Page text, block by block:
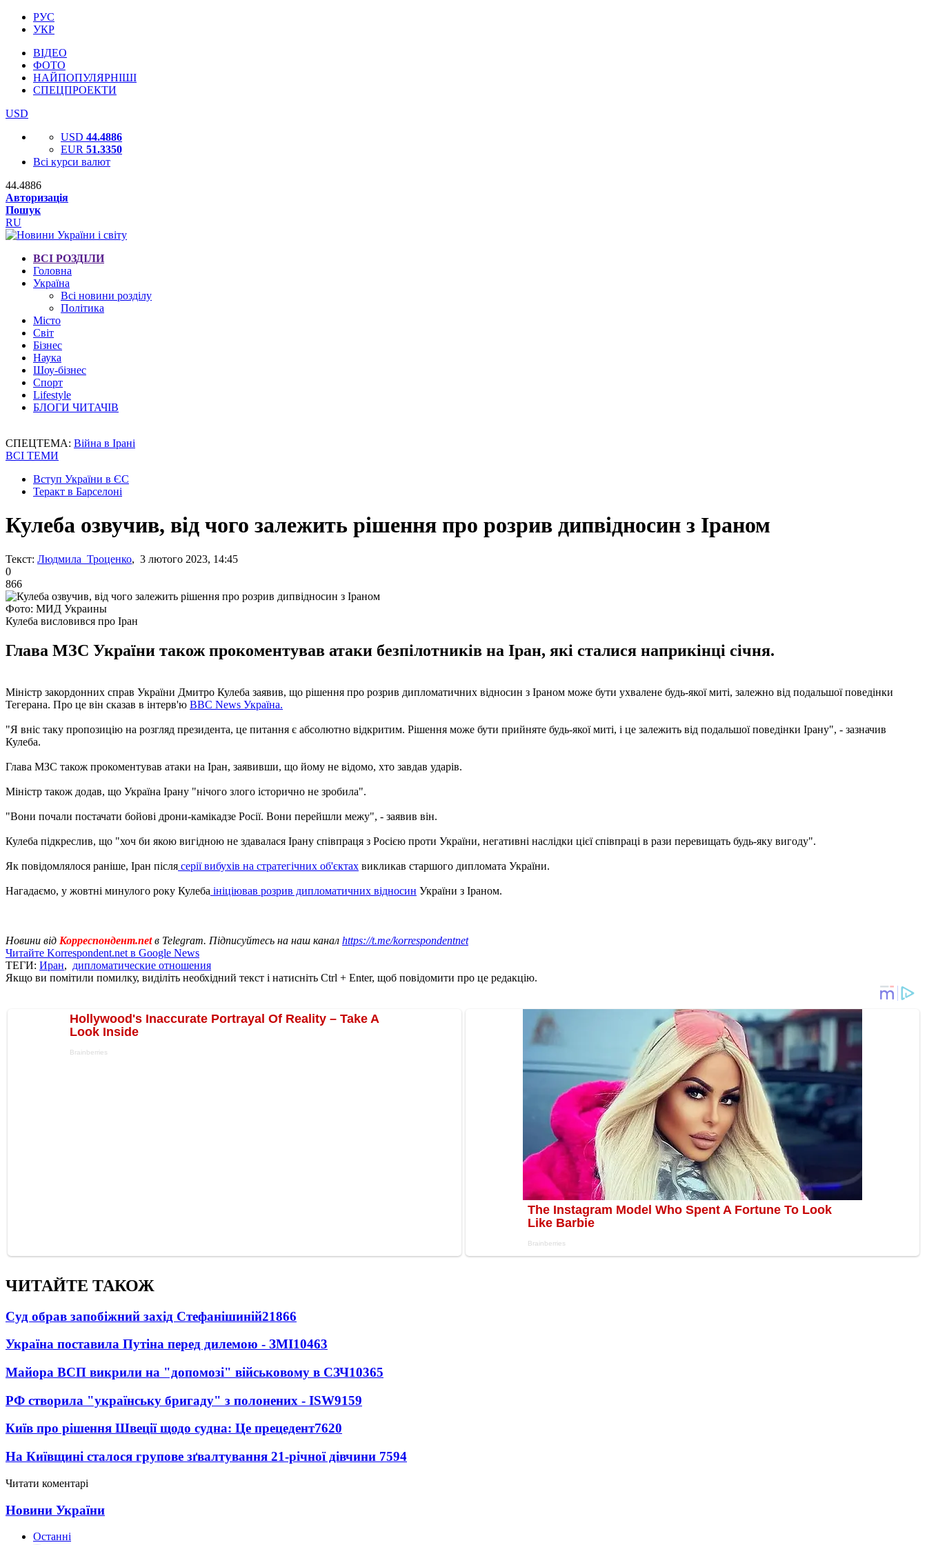
РУС
УКР
ВІДЕО
ФОТО
НАЙПОПУЛЯРНІШІ
СПЕЦПРОЕКТИ
USD
USD 44.4886
EUR 51.3350
Всі курси валют
44.4886
Авторизація
Пошук
RU
ВСІ РОЗДІЛИ
Головна
Україна
Всі новини розділу
Політика
Місто
Світ
Бізнес
Наука
Шоу-бізнес
Спорт
Lifestyle
БЛОГИ ЧИТАЧІВ
СПЕЦТЕМА: Війна в Ірані
ВСІ ТЕМИ
Вступ України в ЄС
Теракт в Барселоні
Кулеба озвучив, від чого залежить рішення про розрив дипвідносин з Іраном
Текст: Людмила Троценко, 3 лютого 2023, 14:45
0
866
Фото: МИД Украины
Кулеба висловився про Іран
Глава МЗС України також прокоментував атаки безпілотників на Іран, які сталися наприкінці січня.
Міністр закордонних справ України Дмитро Кулеба заявив, що рішення про розрив дипломатичних відносин з Іраном може бути ухвалене будь-якої миті, залежно від подальшої поведінки
Тегерана. Про це він сказав в інтерв'ю BBC News Україна.
"Я вніс таку пропозицію на розгляд президента, це питання є абсолютно відкритим. Рішення може бути прийняте будь-якої миті, і це залежить від подальшої поведінки Ірану", - зазначив
Кулеба.
Глава МЗС також прокоментував атаки на Іран, заявивши, що йому не відомо, хто завдав ударів.
Міністр також додав, що Україна Ірану "нічого злого історично не зробила".
"Вони почали постачати бойові дрони-камікадзе Росії. Вони перейшли межу", - заявив він.
Кулеба підкреслив, що "хоч би якою вигідною не здавалася Ірану співпраця з Росією проти України, негативні наслідки цієї співпраці в рази перевищать будь-яку вигоду".
Як повідомлялося раніше, Іран після серії вибухів на стратегічних об'єктах викликав старшого дипломата України.
Нагадаємо, у жовтні минулого року Кулеба ініціював розрив дипломатичних відносин України з Іраном.
Новини від Корреспондент.netв Telegram. Підписуйтесь на наш канал https://t.me/korrespondentnet
Читайте Korrespondent.net в Google News
ТЕГИ: Иран, дипломатические отношения
Якщо ви помітили помилку, виділіть необхідний текст і натисніть Ctrl + Enter, щоб повідомити про це редакцію.
ЧИТАЙТЕ ТАКОЖ
Суд обрав запобіжний захід Стефанішиній21866
Україна поставила Путіна перед дилемою - ЗМІ10463
Майора ВСП викрили на "допомозі" військовому в СЗЧ10365
РФ створила "українську бригаду" з полонених - ISW9159
Київ про рішення Швеції щодо судна: Це прецедент7620
На Київщині сталося групове зґвалтування 21-річної дівчини 7594
Читати коментарі
Новини України
Останні